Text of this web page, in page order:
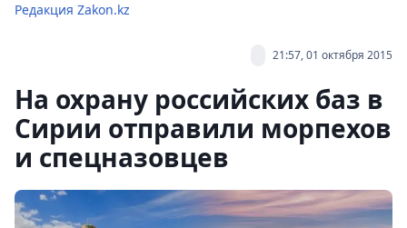
Редакция Zakon.kz
21:57, 01 октября 2015
На охрану российских баз в
Сирии отправили морпехов
и спецназовцев